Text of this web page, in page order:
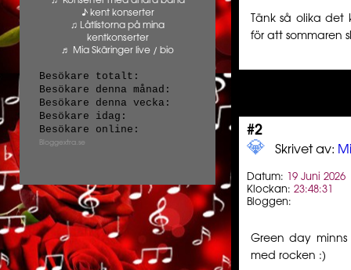
Tänk så olika
för att sommaren
#2
💎️ ️️ Skrivet av:
Datum:
19 Juni 2026
Klockan: 23:48:31
Bloggen:
Green day
med rocken :)
♪ kent konserter
♫ Låtlistorna på mina
kentkonserter
♬ Mia Skäringer live / bio
Besökare totalt:
Besökare denna månad:
Besökare denna vecka:
Besökare idag:
Besökare online:
Bloggextra.se